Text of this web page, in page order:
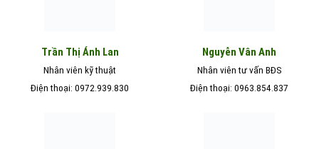
Trần Thị Ánh Lan
Nhân viên kỹ thuật
Điện thoại: 0972.939.830
Nguyễn Vân Anh
Nhân viên tư vấn BĐS
Điện thoại: 0963.854.837